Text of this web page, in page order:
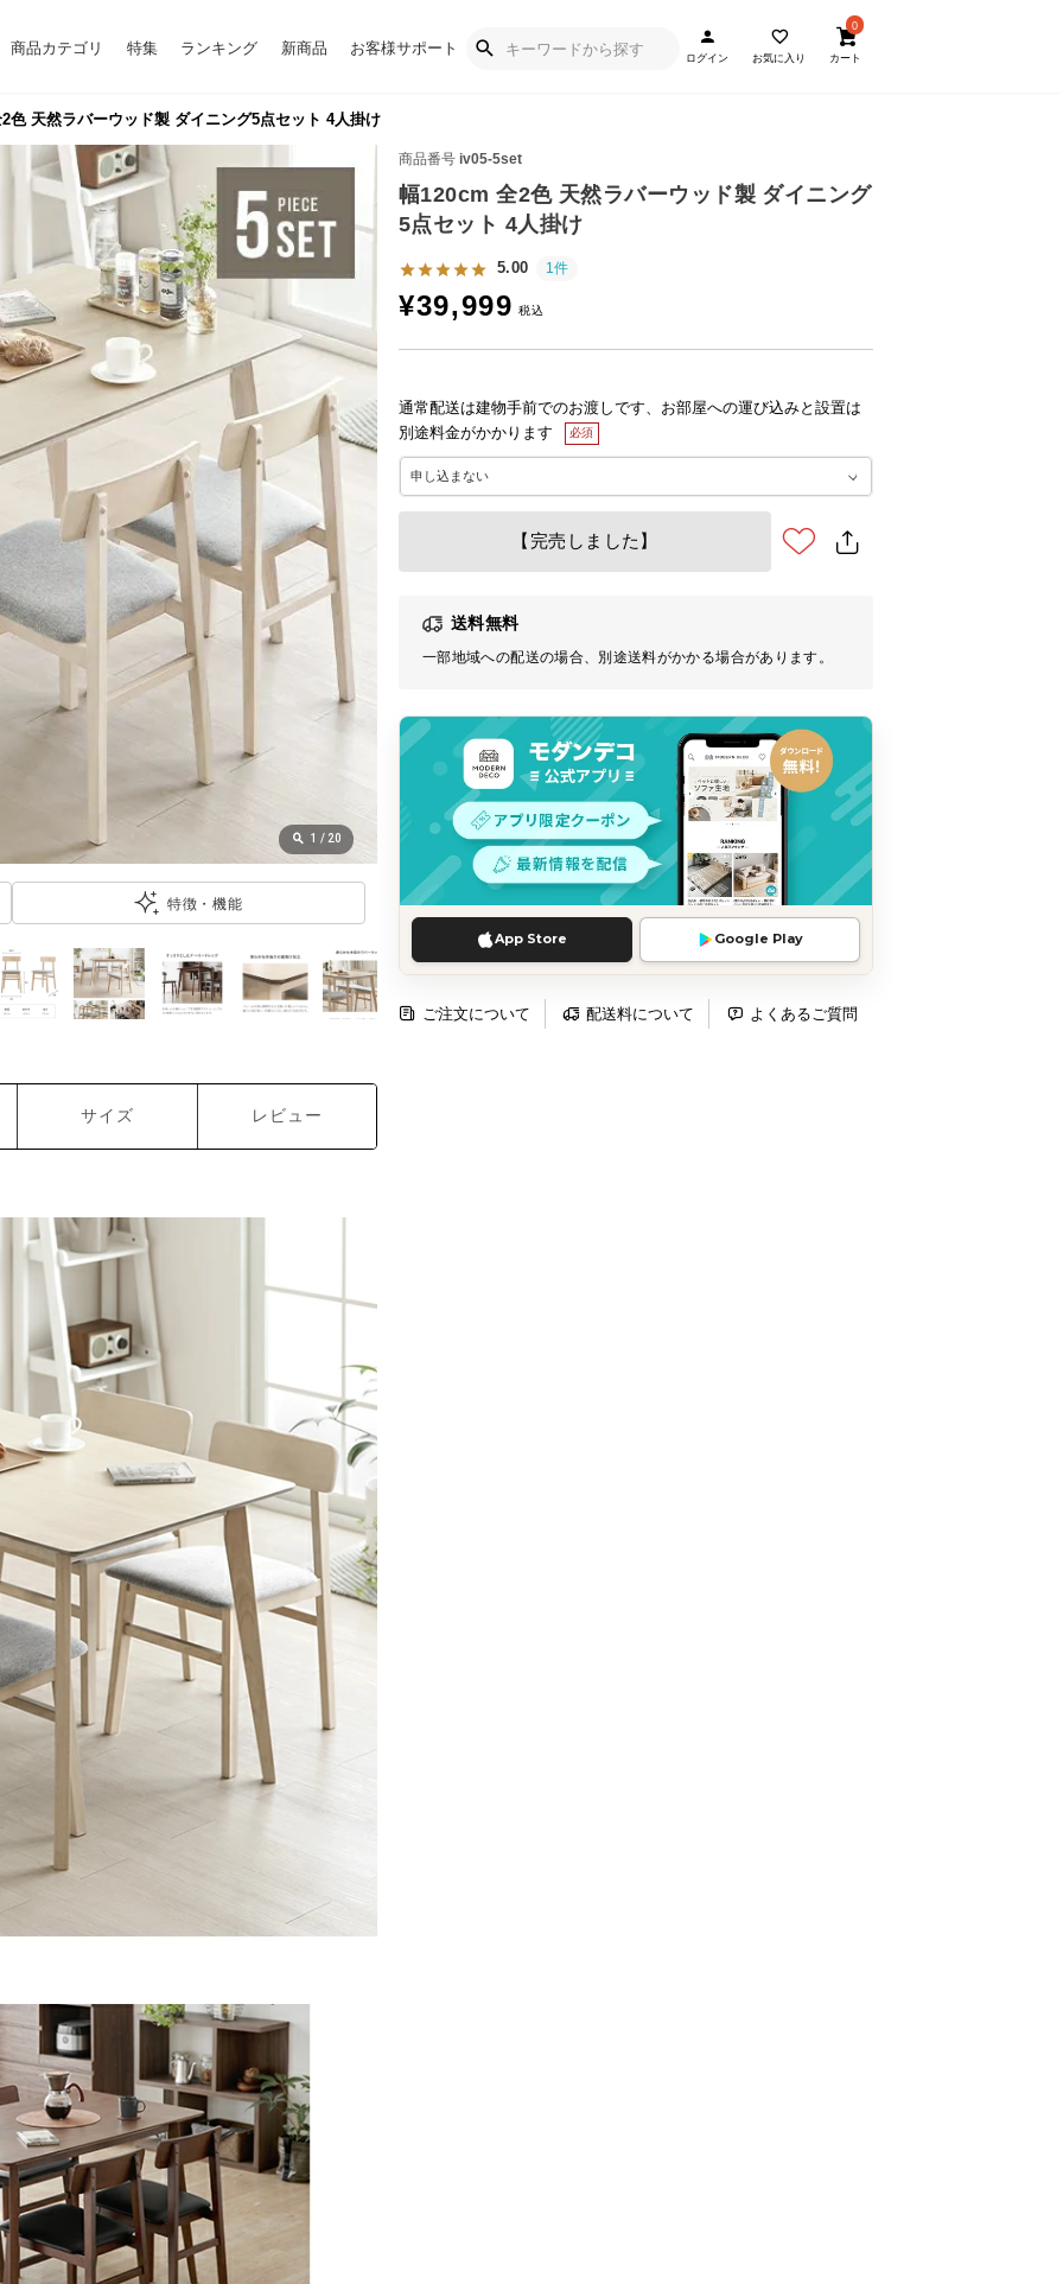
商品カテゴリ 特集 ランキング 新商品 お客様サポート
ログイン お気に入り
0
カート
色 天然ラバーウッド製 ダイニング5点セット 4人掛け
商品番号 iv05-5set
幅120cm 全2色 天然ラバーウッド製 ダイニング
5点セット 4人掛け
5.00 1件
¥39,999
通常配送は建物手前でのお渡しです、お部屋への運び込みと設置は
別途料金がかかります
【完売しました】
送料無料
一部地域への配送の場合、別途送料がかかる場合があります。
App Store Google Play
ご注文について 配送料について よくあるご質問
1 / 20
特徴・機能
サイズ レビュー